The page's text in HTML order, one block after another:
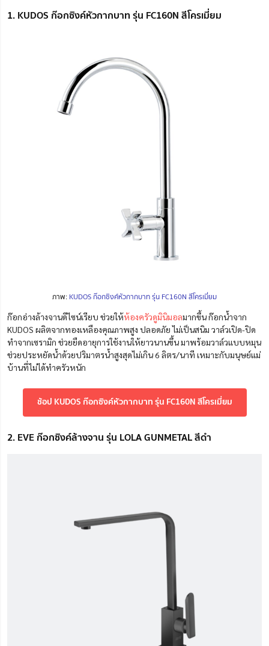
1. KUDOS ก๊อกซิงค์หัวกากบาท รุ่น FC160N สีโครเมี่ยม
ภาพ: KUDOS ก๊อกซิงค์หัวกากบาท รุ่น FC160N สีโครเมี่ยม
ก๊อกอ่างล้างจานดีไซน์เรียบ ช่วยให้ห้องครัวดูมินิมอลมากขึ้น ก๊อกน้ำจาก
KUDOS ผลิตจากทองเหลืองคุณภาพสูง ปลอดภัย ไม่เป็นสนิม วาล์วเปิด-ปิด
ทำจากเซรามิก ช่วยยืดอายุการใช้งานให้ยาวนานขึ้น มาพร้อมวาล์วแบบหมุน
ช่วยประหยัดน้ำด้วยปริมาตรน้ำสูงสุดไม่เกิน 6 ลิตร/นาที เหมาะกับมนุษย์แม่
บ้านที่ไม่ได้ทำครัวหนัก
ช้อป KUDOS ก๊อกซิงค์หัวกากบาท รุ่น FC160N สีโครเมี่ยม
2. EVE ก๊อกซิงค์ล้างจาน รุ่น LOLA GUNMETAL สีดำ